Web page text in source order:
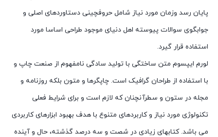
پایان رسد وزمان مورد نیاز شامل حروفچینی دستاوردهای اصلی و
جوابگوی سوالات پیوسته اهل دنیای موجود طراحی اساسا مورد
استفاده قرار گیرد.
لورم ایپسوم متن ساختگی با تولید سادگی نامفهوم از صنعت چاپ و
با استفاده از طراحان گرافیک است. چاپگرها و متون بلکه روزنامه و
مجله در ستون و سطرآنچنان که لازم است و برای شرایط فعلی
تکنولوژی مورد نیاز و کاربردهای متنوع با هدف بهبود ابزارهای کاربردی
می باشد. کتابهای زیادی در شصت و سه درصد گذشته، حال و آینده